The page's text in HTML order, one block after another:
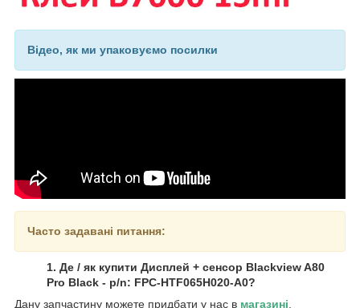
Відео, як ми упаковуємо посилки
Часто задавані питання:
1. Де / як купити Дисплей + сенсор Blackview A80
Pro Black - p/n: FPC-HTF065H020-A0?
Дану запчастину можете придбати у нас в магазині